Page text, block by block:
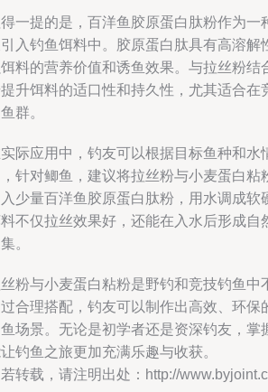
一提的是，百洋鱼胶原蛋白肽粉作为一
入钓鱼饵料中。胶原蛋白肽具有高溶解
料的营养价值和诱鱼效果。与拉丝粉结
升饵料的适口性和持久性，尤其适合在
群。
际应用中，钓友可以根据目标鱼种和水
针对鲫鱼，建议将拉丝粉与小麦蛋白粘
少量百洋鱼胶原蛋白肽粉，用水调成软
不仅拉丝效果好，还能在入水后形成自
。
粉与小麦蛋白粘粉是野钓和竞技钓鱼中
合理搭配，钓友可以制作出高效、环保
场景。无论是初学者还是资深钓友，掌
钓鱼之旅更加充满乐趣与收获。
转载，请注明出处：http://